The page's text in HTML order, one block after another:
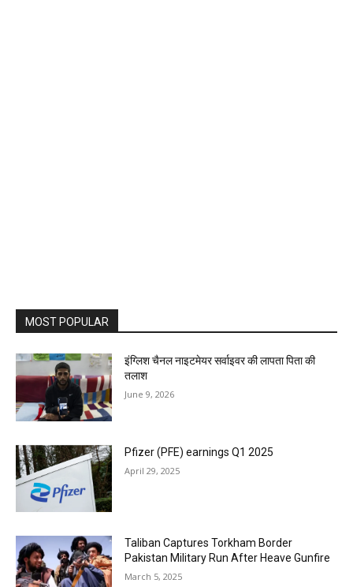
MOST POPULAR
इंग्लिश चैनल नाइटमेयर सर्वाइवर की लापता पिता की
तलाश
June 9, 2026
Pfizer (PFE) earnings Q1 2025
April 29, 2025
Taliban Captures Torkham Border
Pakistan Military Run After Heave Gunfire
March 5, 2025